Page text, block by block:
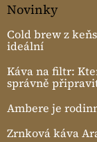
Novinky
Cold brew z
ideální
Káva na filtr:
správně
Ambere je
Zrnková káva